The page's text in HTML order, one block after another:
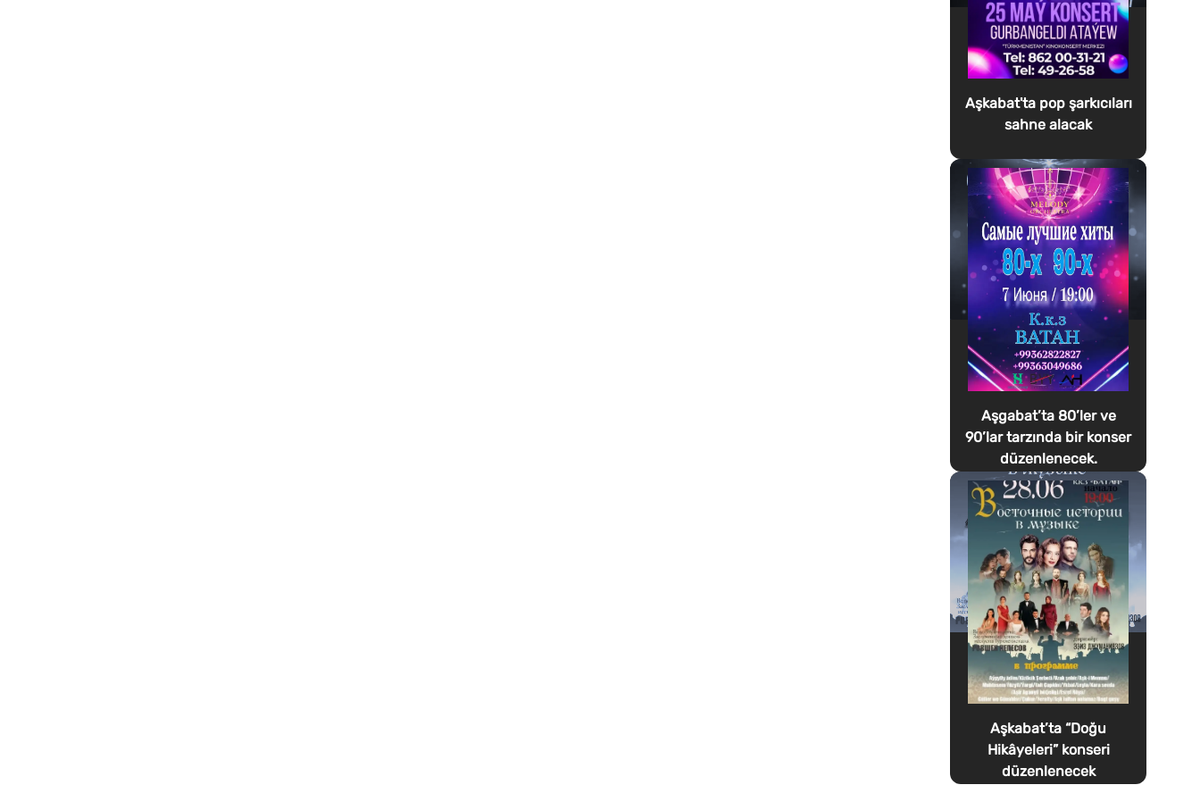
Aşkabat'ta pop şarkıcıları
sahne alacak
Aşgabat’ta 80’ler ve
90’lar tarzında bir konser
düzenlenecek.
Aşkabat’ta “Doğu
Hikâyeleri” konseri
düzenlenecek